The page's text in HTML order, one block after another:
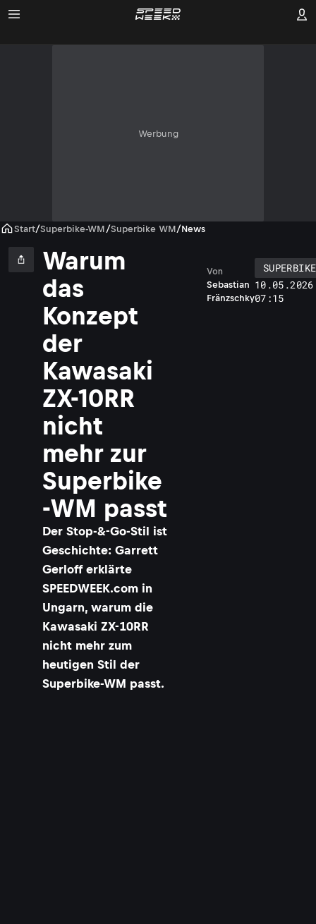
Werbung
Start/Superbike-WM /Superbike WM/News
Warum
das
Konzept
der
Kawasaki
ZX-10RR
nicht
mehr zur
Superbike
-WM passt
Der Stop-&-Go-Stil ist
Geschichte: Garrett
Gerloff erklärte
SPEEDWEEK.com in
Ungarn, warum die
Kawasaki ZX-10RR
nicht mehr zum
heutigen Stil der
Superbike-WM passt.
Sebastian
Fränzschky
Von
07:15